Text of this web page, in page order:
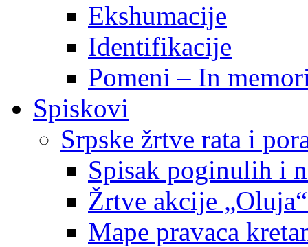
Ekshumacije
Identifikacije
Pomeni – In
Spiskovi
Srpske žrtve rata i
Spisak poginulih i
Žrtve akcije
Mape pravaca